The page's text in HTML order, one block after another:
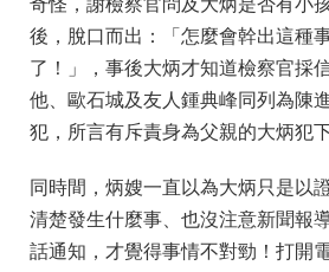
奇怪，謝檢察官問及大炳是否有小
後，脫口而出：「怎麼會幹出這種
了！」，事後大炳才知道檢察官採
他、歐石城及友人鍾典峰同列為陳
犯，所言有斥責身為父親的大炳犯
同時間，炳嫂一直以為大炳只是以
清楚發生什麼事、也沒注意新聞報
話通知，才覺得事情不對勁！打開